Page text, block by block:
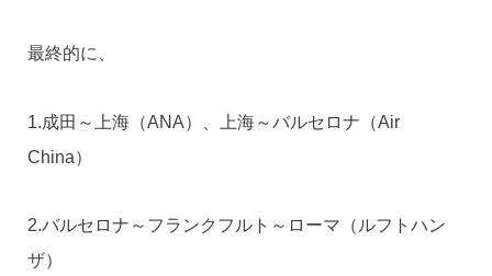
最終的に、
1.成田～上海（ANA）、上海～バルセロナ（Air
China）
2.バルセロナ～フランクフルト～ローマ（ルフトハン
ザ）